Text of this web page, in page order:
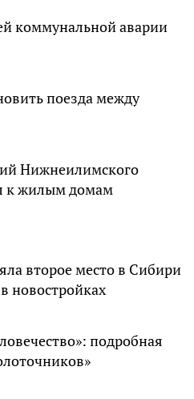
коммунальной аварии
поезда между
Нижнеилимского
к жилым домам
второе место в Сибири
новостройках
подробная